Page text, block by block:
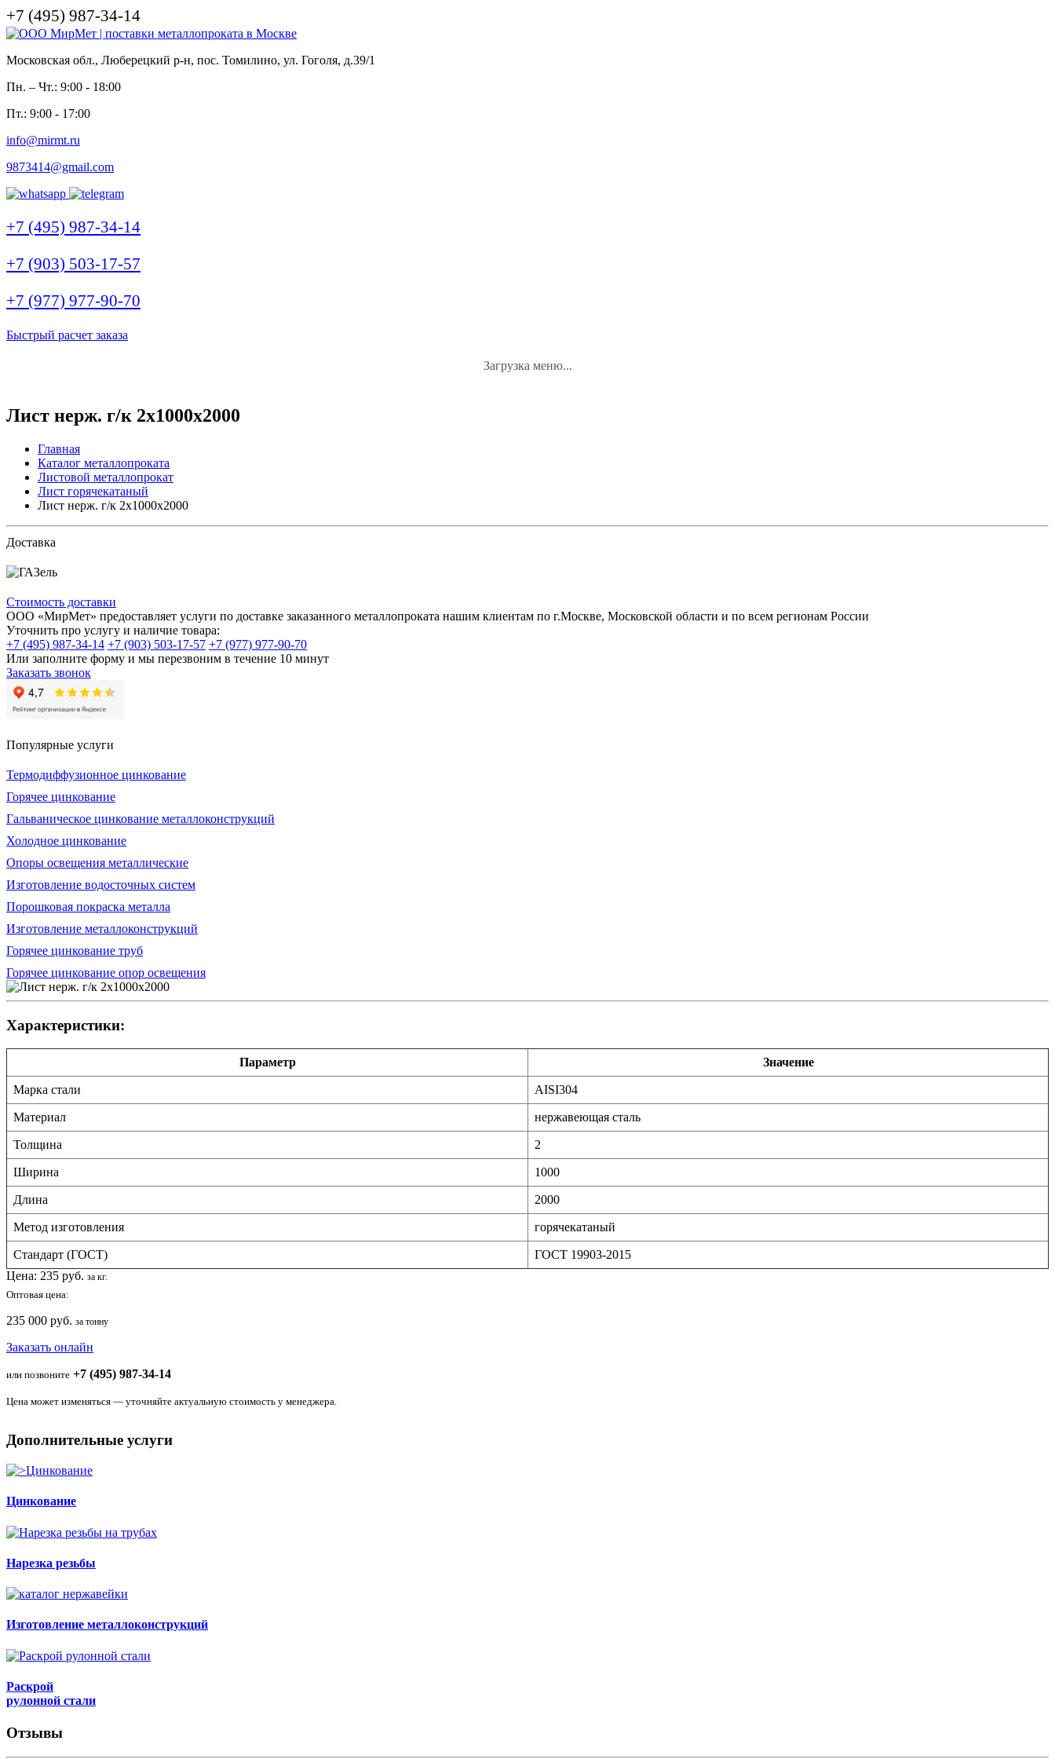
+7 (495) 987-34-14
Московская обл., Люберецкий р-н, пос. Томилино, ул. Гоголя, д.39/1
Пн. – Чт.: 9:00 - 18:00
Пт.: 9:00 - 17:00
info@mirmt.ru
9873414@gmail.com
+7 (495) 987-34-14
+7 (903) 503-17-57
+7 (977) 977-90-70
Быстрый расчет заказа
Загрузка меню...
Лист нерж. г/к 2х1000х2000
Главная
Каталог металлопроката
Листовой металлопрокат
Лист горячекатаный
Лист нерж. г/к 2х1000х2000
Доставка
Стоимость доставки
ООО «МирМет» предоставляет услуги по доставке заказанного металлопроката нашим клиентам по г.Москве, Московской области и по всем регионам России
Уточнить про услугу и наличие товара:
+7 (495) 987-34-14 +7 (903) 503-17-57 +7 (977) 977-90-70
Или заполните форму и мы перезвоним в течение 10 минут
Заказать звонок
Популярные услуги
Термодиффузионное цинкование
Горячее цинкование
Гальваническое цинкование металлоконструкций
Холодное цинкование
Опоры освещения металлические
Изготовление водосточных систем
Порошковая покраска металла
Изготовление металлоконструкций
Горячее цинкование труб
Горячее цинкование опор освещения
Характеристики:
Параметр Значение
Марка стали AISI304
Материал нержавеющая сталь
Толщина 2
Ширина 1000
Длина 2000
Метод изготовления горячекатаный
Стандарт (ГОСТ)
ГОСТ 19903-2015
Цена: 235 руб. за кг.
Оптовая цена:
235 000 руб. за тонну
Заказать онлайн
или позвоните +7 (495) 987-34-14
Цена может изменяться — уточняйте актуальную стоимость у менеджера.
Дополнительные услуги
Цинкование
Нарезка резьбы
Изготовление металлоконструкций
Раскрой
рулонной стали
Отзывы